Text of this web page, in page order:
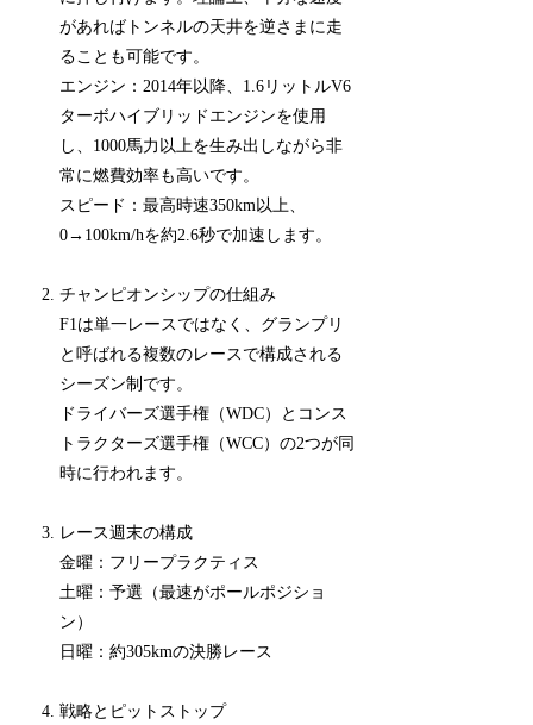
があればトンネルの天井を逆さまに走
ることも可能です。
エンジン：2014年以降、1.6リットルV6
ターボハイブリッドエンジンを使用
し、1000馬力以上を生み出しながら非
常に燃費効率も高いです。
スピード：最高時速350km以上、
0→100km/hを約2.6秒で加速します。
チャンピオンシップの仕組み
F1は単一レースではなく、グランプリ
と呼ばれる複数のレースで構成される
シーズン制です。
ドライバーズ選手権（WDC）とコンス
トラクターズ選手権（WCC）の2つが同
時に行われます。
レース週末の構成
金曜：フリープラクティス
土曜：予選（最速がポールポジショ
ン）
日曜：約305kmの決勝レース
戦略とピットストップ